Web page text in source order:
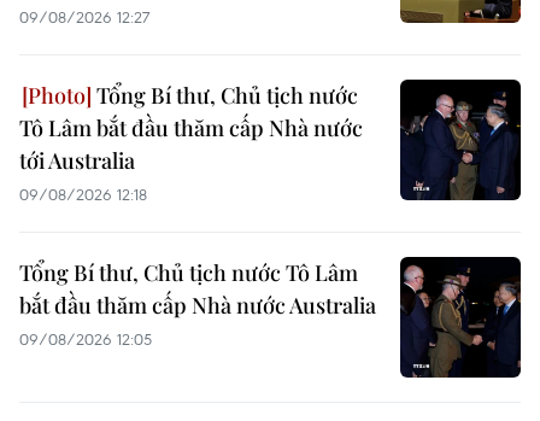
09/08/2026 12:27
Tổng Bí thư, Chủ tịch nước
Tô Lâm bắt đầu thăm cấp Nhà nước
tới Australia
09/08/2026 12:18
Tổng Bí thư, Chủ tịch nước Tô Lâm
bắt đầu thăm cấp Nhà nước Australia
09/08/2026 12:05